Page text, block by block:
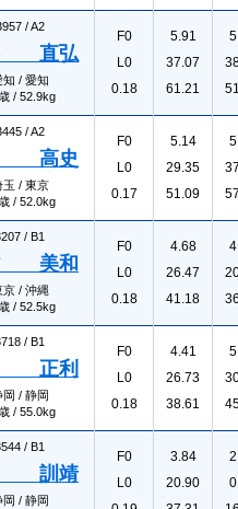
/A2
直弘
知 / 愛知
/ 52.9kg
F0
L0
0.18
5.91
37.07
61.21
/A2
高史
玉 / 東京
/ 52.0kg
F0
L0
0.17
5.14
29.35
51.09
/ B1
美和
京 / 沖縄
/ 52.5kg
F0
L0
0.18
4.68
26.47
41.18
/ B1
正利
岡 / 静岡
/ 55.0kg
F0
L0
0.18
4.41
26.73
38.61
/ B1
訓靖
岡 / 静岡
F0
L0
3.84
20.90